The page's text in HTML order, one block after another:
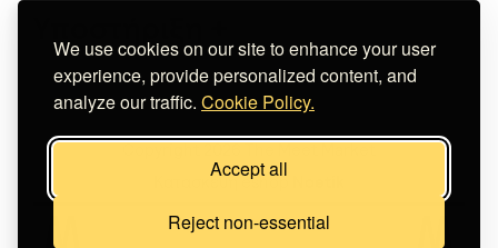
We use cookies on our site to enhance your user
experience, provide personalized content, and
analyze our traffic. Cookie Policy.
Accept all
Reject non-essential
Κατασκευή eshop